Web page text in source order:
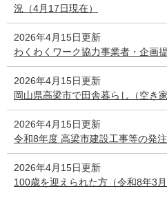
況（4月17日現在）
2026年4月15日更新
わくわくワーク協力事業者・企画
2026年4月15日更新
岡山県高梁市で田舎暮らし（空き
2026年4月15日更新
令和8年度 高梁市建設工事等の発
2026年4月15日更新
100歳を迎えられた方（令和8年3月